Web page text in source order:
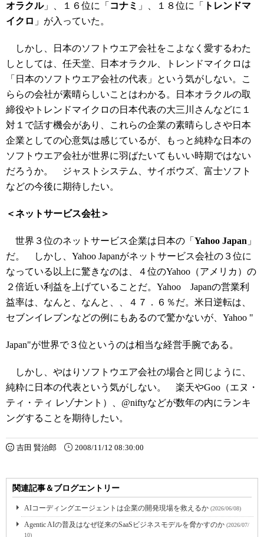
オラクル」、１６位に「 コナミ 」、１８位に「
トレンドマ
イクロ 」が入っていた。
しかし、日本のソフトウエア会社をこよなく愛するわた
しとしては、任天堂、日本オラクル、トレンドマイクロは
「日本のソフトウエア会社の代表」という気がしない。こ
ららの会社が素晴らしいことはわかる。日本オラクルの取
締役やトレンドマイクロの日本代表の大三川さんなどに１
対１で話す機会があり、これらの企業の素晴らしさや日本
企業としての心意気は感じているが、もっと純粋な日本の
ソフトウエア会社が世界に羽ばたいてもいい時期ではない
だろうか。 ジャストシステム、サイボウズ、富士ソフト
などの今後に期待したい。
＜ネットサービス会社＞
世界３位のネットサービス企業は日本の「 Yahoo Japan 」
だ。 しかし、Yahoo Japanがネットサービス会社の３位に
なっている以上に驚きなのは、４位のYahoo（アメリカ）の
２倍近い利益を上げていることだ。Yahoo Japanの営業利
益率は、なんと、なんと、、４７．６％だ。米日逆転は、
セブンイレブンなどの例にもあるので驚かないが、Yahoo "
Japan"が世界で３位というのは相当な経営手腕である。
しかし、やはりソフトウエア会社の場合と同じように、
純粋に日本の代表という気がしない。 楽天やGoo（エヌ・
ティ・ティ レゾナント）、@niftyなどが数年の内にランキ
ングすることを期待したい。
吉田 賢治郎 2008/11/12 08:30:00
関連記事＆ブログエントリー
AIコーディングエージェントは企業の開発現場を救えるか (2026/06/08)
Agentic AIの普及はなぜ従来のSaaSビジネスモデルを脅かすのか (2026/07/
10)